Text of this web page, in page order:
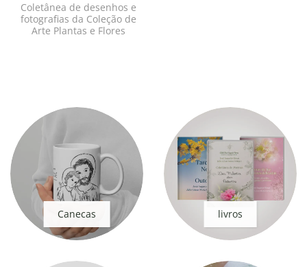
Coletânea de desenhos e
fotografias da Coleção de
Arte Plantas e Flores
Canecas livros